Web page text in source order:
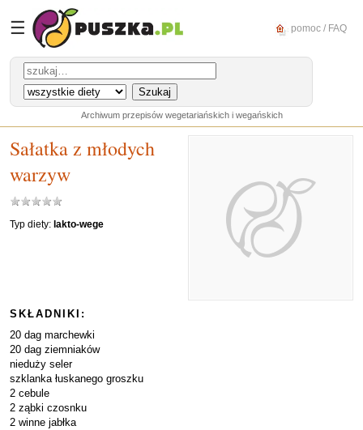
☰ pomoc / FAQ
Archiwum przepisów wegetariańskich i wegańskich
Sałatka z młodych
warzyw
Typ diety: lakto-wege
SKŁADNIKI:
20 dag marchewki
20 dag ziemniaków
nieduży seler
szklanka łuskanego groszku
2 cebule
2 ząbki czosnku
2 winne jabłka